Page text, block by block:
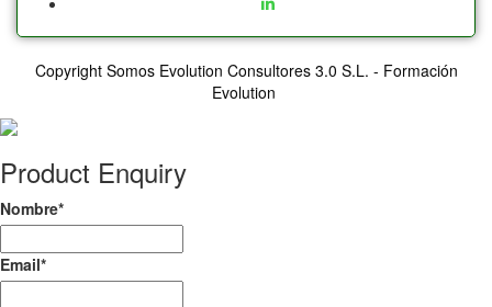
Copyright Somos Evolution Consultores 3.0 S.L. - Formación
Evolution
Product Enquiry
Nombre*
Email*